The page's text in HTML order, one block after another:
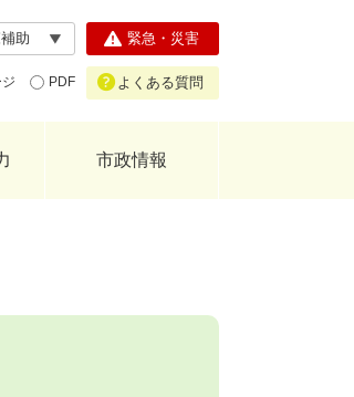
助
PDF
緊急・災害
よくある質問
市政情報